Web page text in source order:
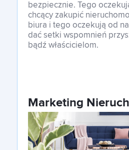
bezpiecznie. Tego
chcący zakupić
biura i tego oczekują od
dać setki wspomnień
bądź właścicielom.
Marketing